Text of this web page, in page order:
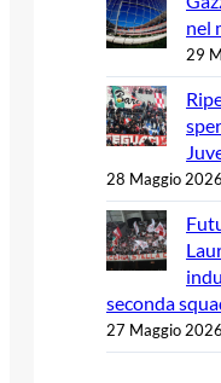
nel
29
28 Maggio 2026
seconda
27 Maggio 2026